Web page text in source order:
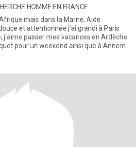
HOMME EN FRANCE.
mais dans la Marne, Aide
et attentionnée j'ai grandi à Paris
j'aime passer mes vacances en Ardèche
pour un weekend ainsi que à Annem